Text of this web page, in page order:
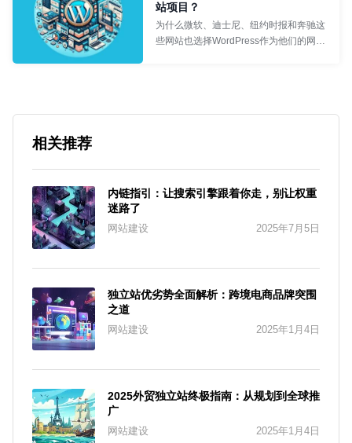
Synergy首席执行官- Rémi
站项目？
为什么微软、迪士尼、纽约时报和奔驰这
些网站也选择WordPress作为他们的网站
相关推荐
内链指引：让搜索引擎跟着你走，别让权重
迷路了
网站建设 2025年7月5日
独立站优劣势全面解析：跨境电商品牌突围
之道
网站建设 2025年1月4日
2025外贸独立站终极指南：从规划到全球推
广
网站建设 2025年1月4日